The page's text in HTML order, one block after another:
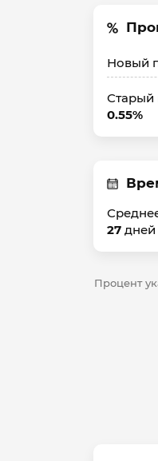
Новый
Старый
0.55%
27 дней
Процент